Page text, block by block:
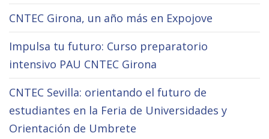
CNTEC Girona, un año más en Expojove
Impulsa tu futuro: Curso preparatorio
intensivo PAU CNTEC Girona
CNTEC Sevilla: orientando el futuro de
estudiantes en la Feria de Universidades y
Orientación de Umbrete